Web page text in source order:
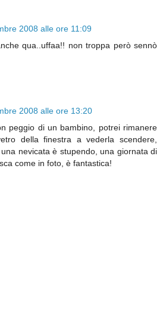
2008 alle ore 11:09
qua..uffaa!! non troppa però sennò
2008 alle ore 13:20
peggio di un bambino, potrei rimanere
della finestra a vederla scendere,
nevicata è stupendo, una giornata di
come in foto, è fantastica!